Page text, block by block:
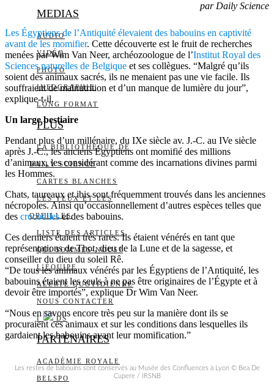
MEDIAS
AUDIO
VIDÉO
PHOTO
INFOGRAPHIE
LONG FORMAT
PLUS
LA BIBLIOTHÈQUE DE
DAILY SCIENCE
CARTES BLANCHES
LES YEUX ET LES
OREILLES
LISTE DES ARTICLES
QUI SOMMES-NOUS?
L’ÉQUIPE
ALERTE QUOTIDIENNE
NOUS CONTACTER
I DS
PARTENAIRES
ACADÉMIE ROYALE
BELSPO
par Daily Science
Les Égyptiens de l’Antiquité élevaient des babouins en captivité
avant de les momifier. Cette découverte est le fruit de recherches
menées par Wim Van Neer, archéozoologue de l’Institut Royal des
Sciences naturelles de Belgique et ses collègues. “Malgré qu’ils
soient des animaux sacrés, ils ne menaient pas une vie facile. Ils
souffraient de malnutrition et d’un manque de lumière du jour”,
explique-t-il.
Un large bestiaire
Pendant plus d’un millénaire, du IXe siècle av. J.-C. au IVe siècle
après J.-C., les anciens Égyptiens ont momifié des millions
d’animaux, les considérant comme des incarnations divines parmi
les Hommes.
Chats, taureaux et ibis sont fréquemment trouvés dans les anciennes
nécropoles. Ainsi qu’occasionnellement d’autres espèces telles que
des crocodileset des babouins.
Ces derniers étaient très rares. Ils étaient vénérés en tant que
représentations de Thot, dieu de la Lune et de la sagesse, et
conseiller du dieu du soleil Rê.
“De tous les animaux vénérés par les Égyptiens de l’Antiquité, les
babouins étaient les seuls à ne pas être originaires de l’Égypte et à
devoir être importés”, explique Dr Wim Van Neer.
“Nous en savons encore très peu sur la manière dont ils se
procuraient ces animaux et sur les conditions dans lesquelles ils
gardaient les babouins avant leur momification.”
Les restes de babouins sont conservés au Musée des Confluences à Lyon © Bea De
Cupere / IRSNB